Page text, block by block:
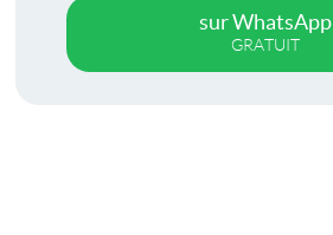
sur WhatsApp
GRATUIT